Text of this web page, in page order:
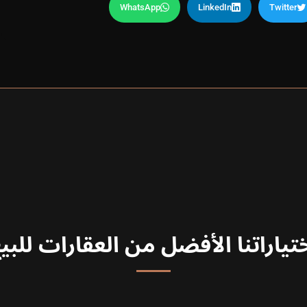
Twitter
LinkedIn
WhatsApp
الأفضل من العقارات